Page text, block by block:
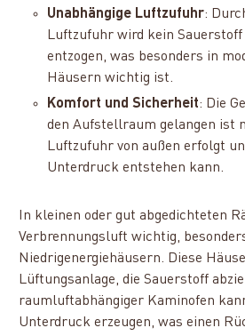
Unabhängige Luftzufuhr:
Luftzufuhr wird kein Sauerstoff
entzogen, was besonders in
Häusern wichtig ist.
Komfort und Sicherheit: Die
den Aufstellraum gelangen ist
Luftzufuhr von außen erfolgt
Unterdruck entstehen kann.
In kleinen oder gut abgedichteten
Verbrennungsluft wichtig,
Niedrigenergiehäusern. Diese
Lüftungsanlage, die Sauerstoff
raumluftabhängiger Kaminofen
Unterdruck erzeugen, was einen